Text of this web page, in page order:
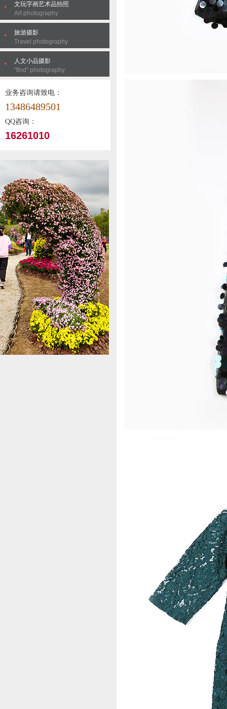
文玩字画艺术品拍照
Art photography
旅游摄影
Travel photography
人文小品摄影
“find” photography
业务咨询请致电：
13486489501
QQ咨询：
16261010